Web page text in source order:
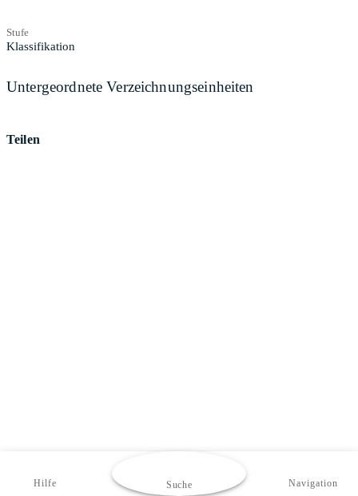
Stufe
Klassifikation
Untergeordnete Verzeichnungseinheiten
Teilen
Hilfe Suche Navigation